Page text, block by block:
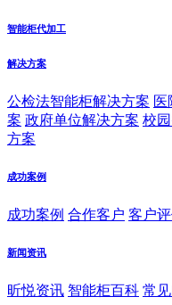
智能柜代加工
解决方案
公检法智能柜解决方案 医
案 政府单位解决方案 校
方案
成功案例
成功案例 合作客户 客户
新闻资讯
昕悦资讯 智能柜百科 常